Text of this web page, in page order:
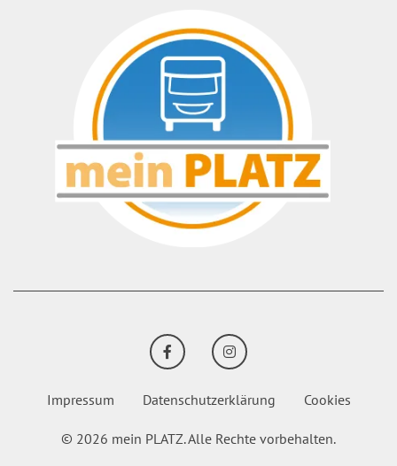
FACEBOOKINSTAGRAM
Impressum Datenschutzerklärung Cookies
© 2026 mein PLATZ.Alle Rechte vorbehalten.